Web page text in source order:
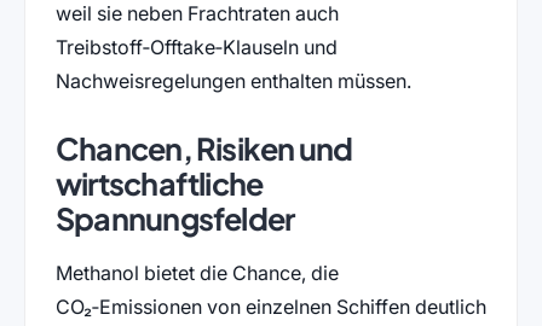
weil sie neben Frachtraten auch
Treibstoff‑Offtake‑Klauseln und
Nachweisregelungen enthalten müssen.
Chancen, Risiken und
wirtschaftliche
Spannungsfelder
Methanol bietet die Chance, die
CO₂‑Emissionen von einzelnen Schiffen deutlich